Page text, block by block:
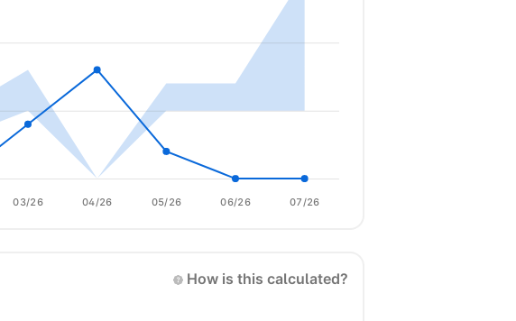
03/26 04/26 05/26 06/26 07/26
How is this calculated?